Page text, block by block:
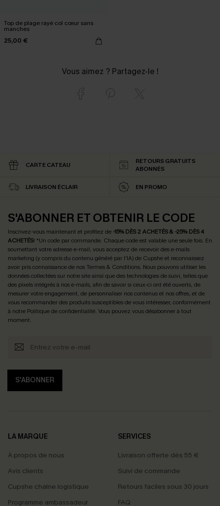
Top de plage rayé col cœur sans
manches
25,00 €
Vous aimez ? Partagez-le !
CARTE CATEAU
RETOURS GRATUITS
ABONNÉS
LIVRAISON ÉCLAIR EN PROMO
S'ABONNER ET OBTENIR LE CODE
Inscrivez-vous maintenant et profitez de -15% DÈS 2 ACHETÉS & -25% DÈS 4
ACHETÉS! *Un code par commande. Chaque code est valable une seule fois. En
soumettant votre adresse e-mail, vous acceptez de recevoir des e-mails
marketing (y compris du contenu généré par l'IA) de Cupshe et reconnaissez
avoir pris connaissance de nosTermes & Conditions. Nous pouvons utiliser les
données collectées sur notre site ainsi que des technologies de suivi, telles que
des pixels intégrés à nos e-mails, afin de savoir si ceux-ci ont été ouverts, de
mesurer votre engagement, de personnaliser nos contenus et nos offres, et de
vous recommander des produits susceptibles de vous intéresser, conformément
à notre Politique de confidentialité. Vous pouvez vous désabonner à tout
moment.
S'ABONNER
LA MARQUE
À propos de nous
Avis clients
Cupshe chaîne logistique
Programme ambassadeur
SERVICES
Livraison offerte dès 55 €
Suivi de commande
Retours faciles sous 30 jours
FAQ